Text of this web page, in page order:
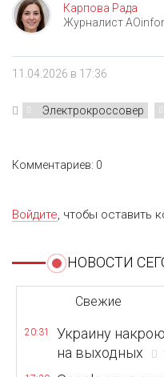
Карпова Рада
Журналист
11.04.2026 в 17:36
Электрокроссовер
Комментариев: 0
Войдите, чтобы оставить
НОВОСТИ
Свежие
20:31
Украину
на выходных